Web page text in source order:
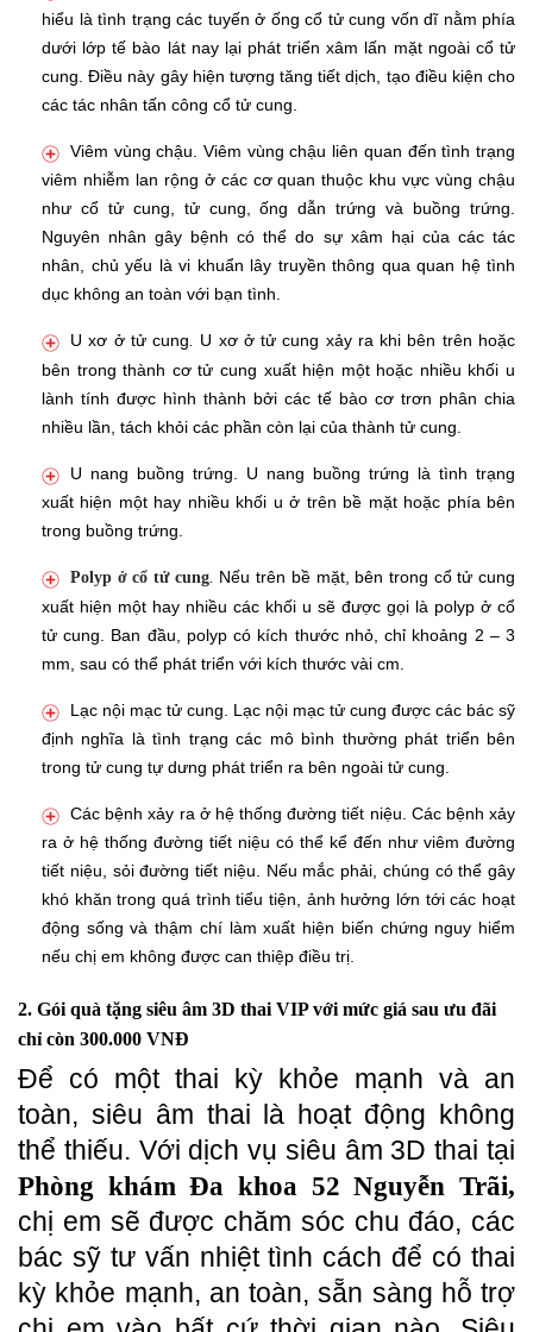
hiểu là tình trạng các tuyến ở ống cổ tử cung vốn dĩ nằm phía
dưới lớp tế bào lát nay lại phát triển xâm lấn mặt ngoài cổ tử
cung. Điều này gây hiện tượng tăng tiết dịch, tạo điều kiện cho
các tác nhân tấn công cổ tử cung.
Viêm vùng chậu. Viêm vùng chậu liên quan đến tình trạng
viêm nhiễm lan rộng ở các cơ quan thuộc khu vực vùng chậu
như cổ tử cung, tử cung, ống dẫn trứng và buồng trứng.
Nguyên nhân gây bệnh có thể do sự xâm hại của các tác
nhân, chủ yếu là vi khuẩn lây truyền thông qua quan hệ tình
dục không an toàn với bạn tình.
U xơ ở tử cung. U xơ ở tử cung xảy ra khi bên trên hoặc
bên trong thành cơ tử cung xuất hiện một hoặc nhiều khối u
lành tính được hình thành bởi các tế bào cơ trơn phân chia
nhiều lần, tách khỏi các phần còn lại của thành tử cung.
U nang buồng trứng. U nang buồng trứng là tình trạng
xuất hiện một hay nhiều khối u ở trên bề mặt hoặc phía bên
trong buồng trứng.
Polyp ở cổ tử cung. Nếu trên bề mặt, bên trong cổ tử cung
xuất hiện một hay nhiều các khối u sẽ được gọi là polyp ở cổ
tử cung. Ban đầu, polyp có kích thước nhỏ, chỉ khoảng 2 – 3
mm, sau có thể phát triển với kích thước vài cm.
Lạc nội mạc tử cung. Lạc nội mạc tử cung được các bác sỹ
định nghĩa là tình trạng các mô bình thường phát triển bên
trong tử cung tự dưng phát triển ra bên ngoài tử cung.
Các bệnh xảy ra ở hệ thống đường tiết niệu. Các bệnh xảy
ra ở hệ thống đường tiết niệu có thể kể đến như viêm đường
tiết niệu, sỏi đường tiết niệu. Nếu mắc phải, chúng có thể gây
khó khăn trong quá trình tiểu tiện, ảnh hưởng lớn tới các hoạt
động sống và thậm chí làm xuất hiện biến chứng nguy hiểm
nếu chị em không được can thiệp điều trị.
2. Gói quà tặng siêu âm 3D thai VIP với mức giá sau ưu đãi
chỉ còn 300.000 VNĐ
Để có một thai kỳ khỏe mạnh và an
toàn, siêu âm thai là hoạt động không
thể thiếu. Với dịch vụ siêu âm 3D thai tại
Phòng khám Đa khoa 52 Nguyễn Trãi,
chị em sẽ được chăm sóc chu đáo, các
bác sỹ tư vấn nhiệt tình cách để có thai
kỳ khỏe mạnh, an toàn, sẵn sàng hỗ trợ